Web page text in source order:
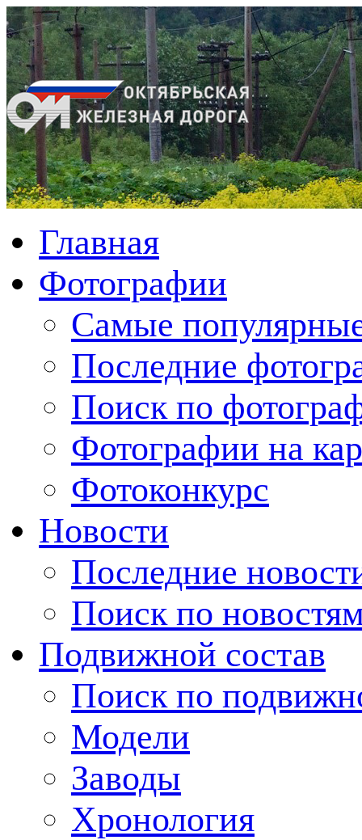
Главная
Фотографии
Cамые
Последние
Поиск по
Фотографии на
Фотоконкурс
Новости
Последние
Поиск по
Подвижной состав
Поиск по
Модели
Заводы
Хронология